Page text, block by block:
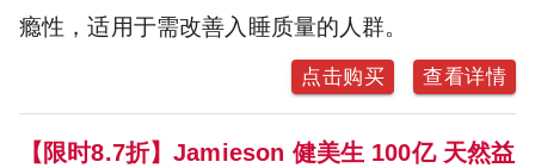
瘾性，适用于需改善入睡质量的人群。
点击购买 查看详情
【限时8.7折】Jamieson 健美生 100亿 天然益